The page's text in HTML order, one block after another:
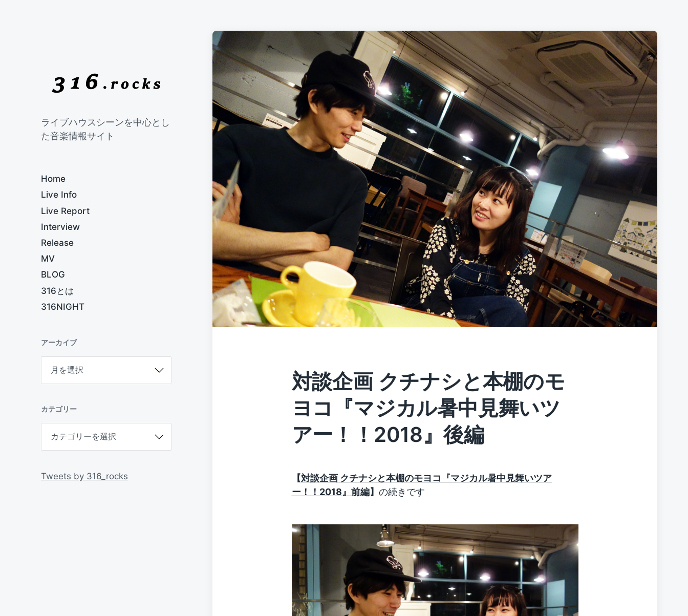
ライブハウスシーンを中心とし
た音楽情報サイト
Home
Live Info
Live Report
Interview
Release
MV
BLOG
316とは
316NIGHT
アーカイブ
カ
ブ
カテゴリー
ゴ
ー
Tweets by 316_rocks
対談企画 クチナシと本棚のモ
ヨコ『マジカル暑中見舞いツ
アー！！2018』後編
【対談企画 クチナシと本棚のモヨコ『マジカル暑中見舞いツア
ー！！2018』前編】 の続きです